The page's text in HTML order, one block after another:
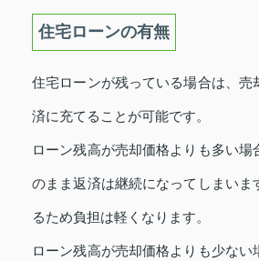
住宅ローンの有無
住宅ローンが残っている場合は、売
済に充てることが可能です。
ローン残高が売却価格よりも多い場
のまま返済は継続になってしまいま
るため負担は軽くなります。
ローン残高が売却価格よりも少ない